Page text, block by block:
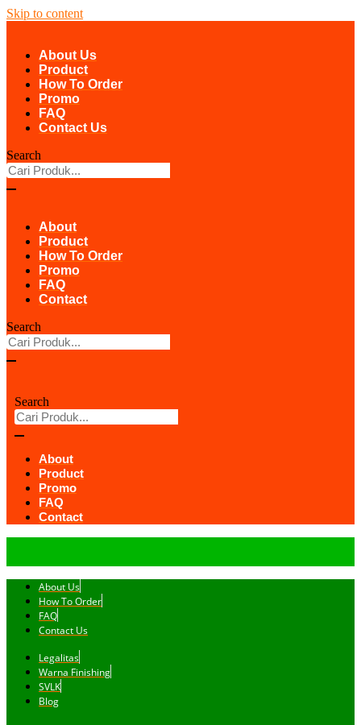
Skip to content
About Us
Product
How To Order
Promo
FAQ
Contact Us
Search
About
Product
How To Order
Promo
FAQ
Contact
Search
Search
About
Product
Promo
FAQ
Contact
About Us
How To Order
FAQ
Contact Us
Legalitas
Warna Finishing
SVLK
Blog